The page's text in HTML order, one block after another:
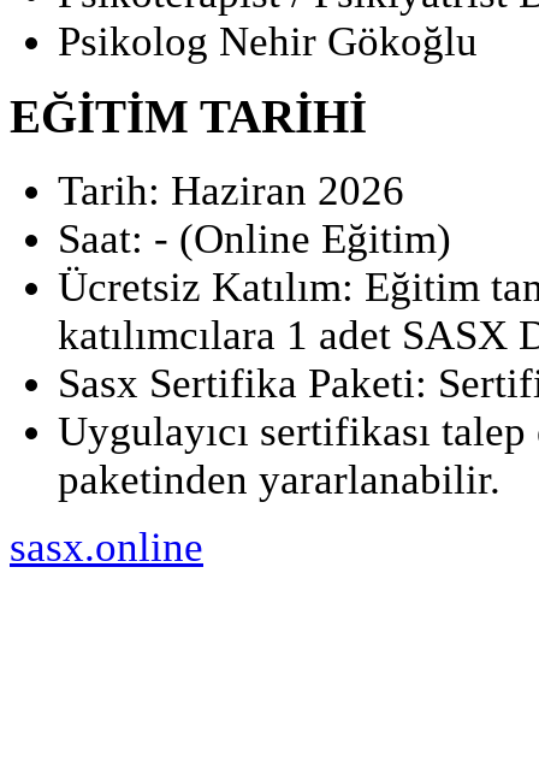
Psikolog Nehir Gökoğlu
EĞİTİM TARİHİ
Tarih: Haziran 2026
Saat: - (Online Eğitim)
Ücretsiz Katılım: Eğitim
katılımcılara 1 adet
Sasx Sertifika Paketi:
Uygulayıcı sertifikası
paketinden yararlanabilir.
sasx.online